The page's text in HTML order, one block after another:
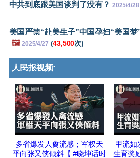
中共到底跟美国谈判了没有？ 2025/4/28
美国严禁“赴美生子”中国孕妇“美国梦
🖼️ 2025/4/27 (43,500次)
人民报视频:
多省爆发人禽流感；军权天
平向张又侠倾斜【 #晓坤话时
甲流如
生育奖